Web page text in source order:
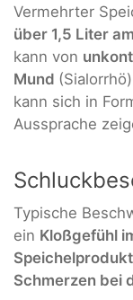
Vermehrter
über 1,5 Liter
kann von
Mund
kann sich in
Aussprache
Typische
ein Kloßgefühl
Schmerzen bei